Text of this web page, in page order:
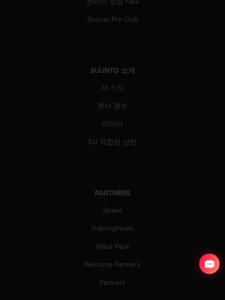
Suunto Pro Club
SUUNTO 소개
새 소식
회사 정보
미디어
EU 적합성 선언
PARTNERS
Strava
TrainingPeaks
Value Pack
Welcome Partners
Partners